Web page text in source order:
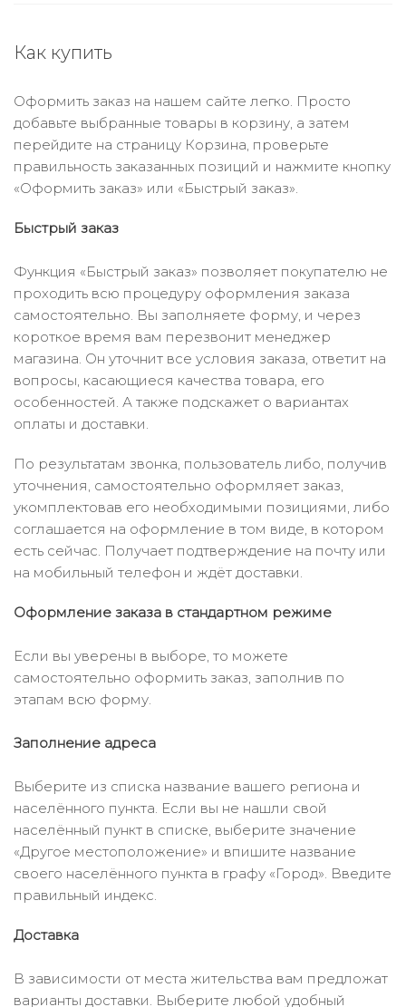
Как купить
Оформить заказ на нашем сайте легко. Просто
добавьте выбранные товары в корзину, а затем
перейдите на страницу Корзина, проверьте
правильность заказанных позиций и нажмите кнопку
«Оформить заказ» или «Быстрый заказ».
Быстрый заказ
Функция «Быстрый заказ» позволяет покупателю не
проходить всю процедуру оформления заказа
самостоятельно. Вы заполняете форму, и через
короткое время вам перезвонит менеджер
магазина. Он уточнит все условия заказа, ответит на
вопросы, касающиеся качества товара, его
особенностей. А также подскажет о вариантах
оплаты и доставки.
По результатам звонка, пользователь либо, получив
уточнения, самостоятельно оформляет заказ,
укомплектовав его необходимыми позициями, либо
соглашается на оформление в том виде, в котором
есть сейчас. Получает подтверждение на почту или
на мобильный телефон и ждёт доставки.
Оформление заказа в стандартном режиме
Если вы уверены в выборе, то можете
самостоятельно оформить заказ, заполнив по
этапам всю форму.
Заполнение адреса
Выберите из списка название вашего региона и
населённого пункта. Если вы не нашли свой
населённый пункт в списке, выберите значение
«Другое местоположение» и впишите название
своего населённого пункта в графу «Город». Введите
правильный индекс.
Доставка
В зависимости от места жительства вам предложат
варианты доставки. Выберите любой удобный